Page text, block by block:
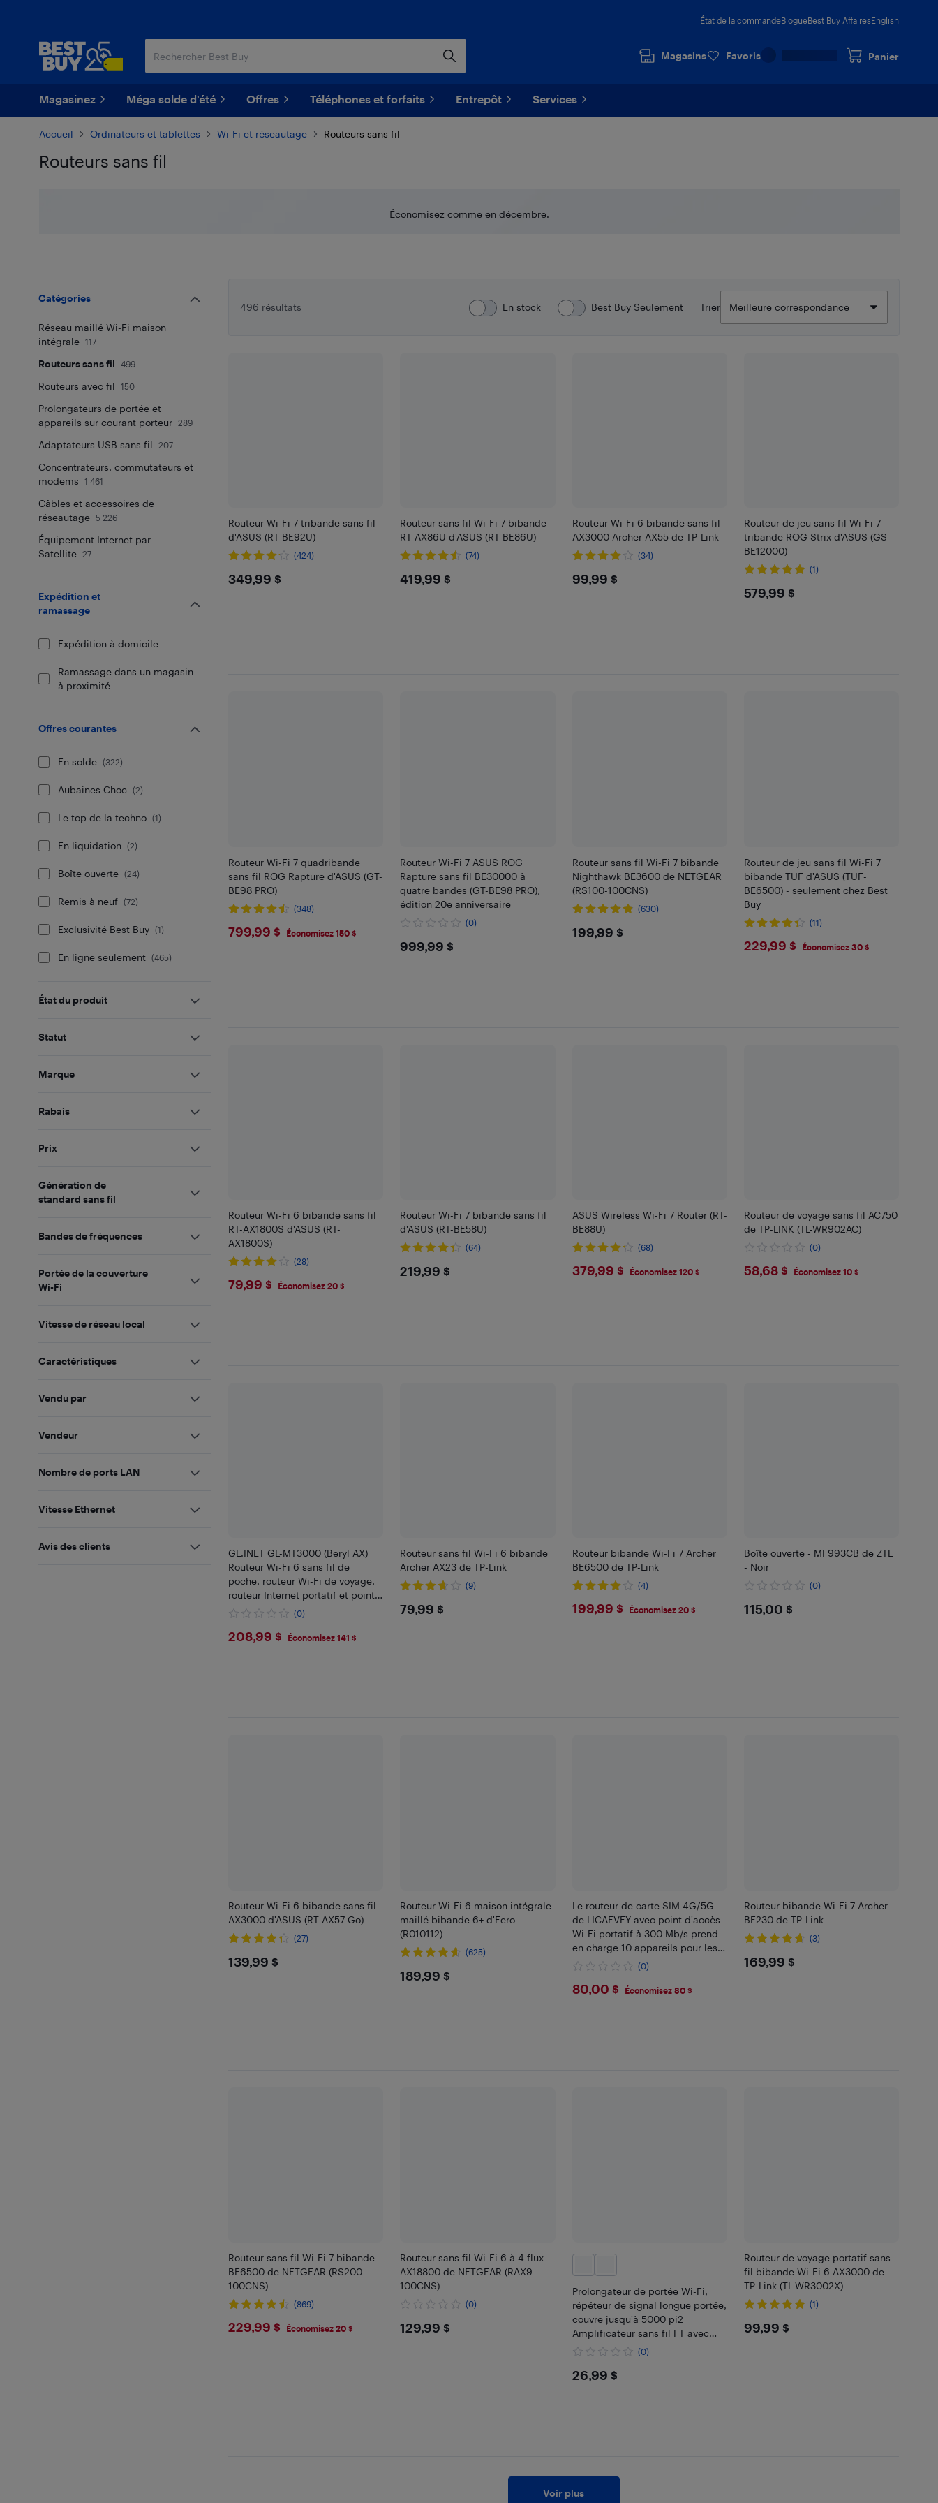
État de la commandeBlogueBest Buy AffairesEnglish
Magasins Favoris Panier
Magasinez Méga solde d'été Offres Téléphones et forfaits Entrepôt Services
Accueil Ordinateurs et tablettes Wi-Fi et réseautage Routeurs sans fil
Routeurs sans fil
Économisez comme en décembre.
496 résultats En stock Best Buy Seulement Trier
Routeur Wi-Fi 7 tribande sans fil
d'ASUS (RT-BE92U)
(424)
$349.99
349,99 $
Routeur sans fil Wi-Fi 7 bibande
RT-AX86U d'ASUS (RT-BE86U)
(74)
$419.99
419,99 $
Routeur Wi-Fi 6 bibande sans fil
AX3000 Archer AX55 de TP-Link
(34)
$99.99
99,99 $
Routeur de jeu sans fil Wi-Fi 7
tribande ROG Strix d'ASUS (GS-
BE12000)
(1)
$579.99
579,99 $
Routeur Wi-Fi 7 quadribande
sans fil ROG Rapture d'ASUS (GT-
BE98 PRO)
(348)
$799.99
799,99 $ Économisez 150 $
Routeur Wi-Fi 7 ASUS ROG
Rapture sans fil BE30000 à
quatre bandes (GT-BE98 PRO),
édition 20e anniversaire
(0)
$999.99
999,99 $
Routeur sans fil Wi-Fi 7 bibande
Nighthawk BE3600 de NETGEAR
(RS100-100CNS)
(630)
$199.99
199,99 $
Routeur de jeu sans fil Wi-Fi 7
bibande TUF d'ASUS (TUF-
BE6500) - seulement chez Best
Buy
(11)
$229.99
229,99 $ Économisez 30 $
Routeur Wi-Fi 6 bibande sans fil
RT-AX1800S d'ASUS (RT-
AX1800S)
(28)
$79.99
79,99 $ Économisez 20 $
Routeur Wi-Fi 7 bibande sans fil
d'ASUS (RT-BE58U)
(64)
$219.99
219,99 $
ASUS Wireless Wi-Fi 7 Router (RT-
BE88U)
(68)
$379.99
379,99 $ Économisez 120 $
Routeur de voyage sans fil AC750
de TP-LINK (TL-WR902AC)
(0)
$58.68
58,68 $ Économisez 10 $
GL.INET GL-MT3000 (Beryl AX)
Routeur Wi-Fi 6 sans fil de
poche, routeur Wi-Fi de voyage,
routeur Internet portatif et point
d'accès sans fil, routeur RPV...
(0)
$208.99
208,99 $ Économisez 141 $
Routeur sans fil Wi-Fi 6 bibande
Archer AX23 de TP-Link
(9)
$79.99
79,99 $
Routeur bibande Wi-Fi 7 Archer
BE6500 de TP-Link
(4)
$199.99
199,99 $ Économisez 20 $
Boîte ouverte - MF993CB de ZTE
- Noir
(0)
$115
115,00 $
Routeur Wi-Fi 6 bibande sans fil
AX3000 d'ASUS (RT-AX57 Go)
(27)
$139.99
139,99 $
Routeur Wi-Fi 6 maison intégrale
maillé bibande 6+ d'Eero
(R010112)
(625)
$189.99
189,99 $
Le routeur de carte SIM 4G/5G
de LICAEVEY avec point d'accès
Wi-Fi portatif à 300 Mb/s prend
en charge 10 appareils pour les
voyages et les affaires
(0)
$80
80,00 $ Économisez 80 $
Routeur bibande Wi-Fi 7 Archer
BE230 de TP-Link
(3)
$169.99
169,99 $
Routeur sans fil Wi-Fi 7 bibande
BE6500 de NETGEAR (RS200-
100CNS)
(869)
$229.99
229,99 $ Économisez 20 $
Routeur sans fil Wi-Fi 6 à 4 flux
AX18800 de NETGEAR (RAX9-
100CNS)
(0)
$129.99
129,99 $
Prolongateur de portée Wi-Fi,
répéteur de signal longue portée,
couvre jusqu'à 5000 pi2
Amplificateur sans fil FT avec
port Ethernet
(0)
$26.99
26,99 $
Routeur de voyage portatif sans
fil bibande Wi-Fi 6 AX3000 de
TP-Link (TL-WR3002X)
(1)
$99.99
99,99 $
Voir plus
Catégories
Réseau maillé Wi-Fi maison
intégrale
117
Routeurs sans fil 499
Routeurs avec fil 150
Prolongateurs de portée et
appareils sur courant porteur
289
Adaptateurs USB sans fil 207
Concentrateurs, commutateurs et
modems
1 461
Câbles et accessoires de
réseautage
5 226
Équipement Internet par
Satellite
27
Expédition et
ramassage
Expédition à domicile
Ramassage dans un magasin
à proximité
Offres courantes
En solde (322)
Aubaines Choc (2)
Le top de la techno (1)
En liquidation (2)
Boîte ouverte (24)
Remis à neuf (72)
Exclusivité Best Buy (1)
En ligne seulement (465)
État du produit
Statut
Marque
Rabais
Prix
Génération de
standard sans fil
Bandes de fréquences
Portée de la couverture
Wi-Fi
Vitesse de réseau local
Caractéristiques
Vendu par
Vendeur
Nombre de ports LAN
Vitesse Ethernet
Avis des clients